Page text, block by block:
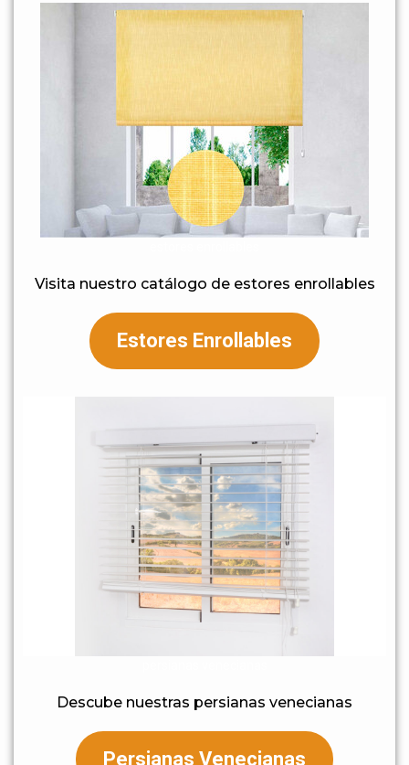
Visita nuestro catálogo de estores enrollables
Estores Enrollables
Descube nuestras persianas venecianas
Persianas Venecianas